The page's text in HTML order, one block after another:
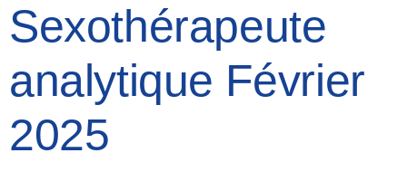
Sexothérapeute
analytique Février
2025